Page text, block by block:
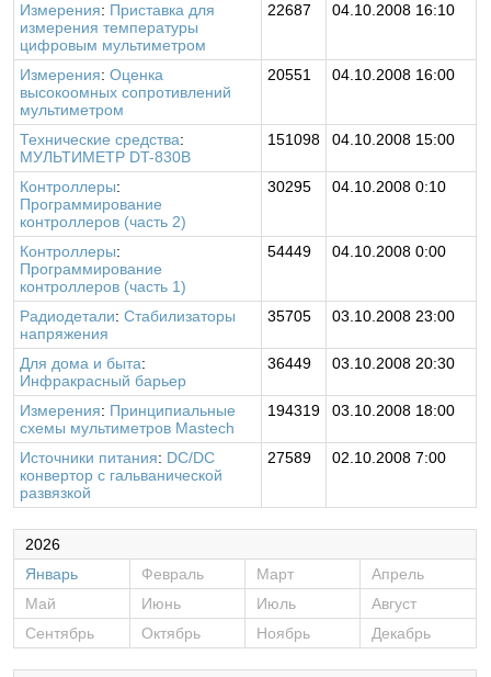
Измерения: Приставка для
измерения температуры
цифровым мультиметром
22687 04.10.2008 16:10
Измерения:Оценка
высокоомных сопротивлений
мультиметром
20551 04.10.2008 16:00
Технические средства:
МУЛЬТИМЕТР DT-830B
151098 04.10.2008 15:00
Контроллеры:
Программирование
контроллеров (часть 2)
30295 04.10.2008 0:10
Контроллеры:
Программирование
контроллеров (часть 1)
54449 04.10.2008 0:00
Радиодетали:Стабилизаторы
напряжения
35705 03.10.2008 23:00
Для дома и быта:
Инфракрасный барьер
36449 03.10.2008 20:30
Измерения: Принципиальные
схемы мультиметров Mastech
194319 03.10.2008 18:00
Источники питания: DC/DC
конвертор с гальванической
развязкой
27589 02.10.2008 7:00
2026
Январь
Февраль Март
Апрель
Май
Июнь Июль
Август
Сентябрь
Октябрь Ноябрь Декабрь